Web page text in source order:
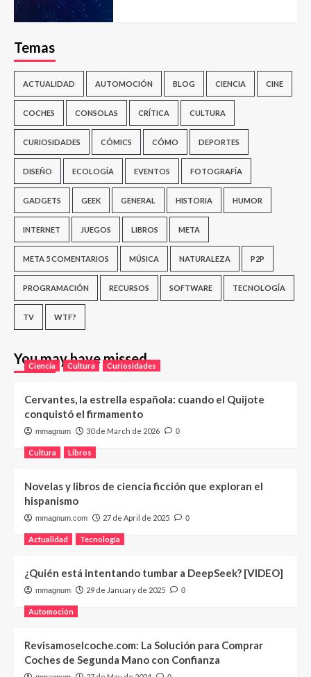
Temas
ACTUALIDAD AUTOMOCIÓN BLOG CIENCIA CINE
COCHES CONSOLAS CRÍTICA CULTURA
CURIOSIDADES CÓMICS CÓMO DEPORTES
DISEÑO ECOLOGÍA EVENTOS FOTOGRAFÍA
GADGETS GEEK GENERAL HISTORIA HUMOR
INTERNET JUEGOS LIBROS META
META 5 COMENTARIOS MÚSICA NATURALEZA P2P
PROGRAMACIÓN RECURSOS SOFTWARE TECNOLOGÍA
TV WTF?
You may have missed
Ciencia Cultura Curiosidades
Cervantes, la estrella española: cuando el Quijote
conquistó el firmamento
mmagnum 30 de March de 2026 0
Cultura Libros
Novelas y libros de ciencia ficción que exploran el
hispanismo
mmagnum.com 27 de April de 2025 0
Actualidad Tecnología
¿Quién está intentando tumbar a DeepSeek? [VIDEO]
mmagnum 29 de January de 2025 0
Automoción
Revisamoselcoche.com: La Solución para Comprar
Coches de Segunda Mano con Confianza